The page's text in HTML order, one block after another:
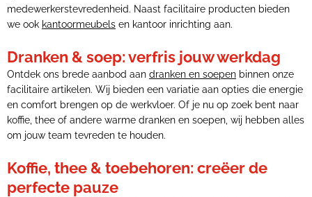
medewerkerstevredenheid. Naast facilitaire producten bieden
we ook kantoormeubels en kantoor inrichting aan.
Dranken & soep: verfris jouw werkdag
Ontdek ons brede aanbod aan dranken en soepen binnen onze
facilitaire artikelen. Wij bieden een variatie aan opties die energie
en comfort brengen op de werkvloer. Of je nu op zoek bent naar
koffie, thee of andere warme dranken en soepen, wij hebben alles
om jouw team tevreden te houden.
Koffie, thee & toebehoren: creëer de
perfecte pauze